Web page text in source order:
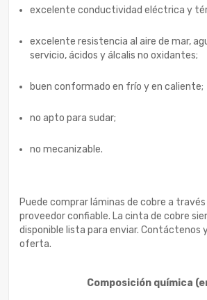
excelente conductividad eléctrica y
excelente resistencia al aire de mar,
servicio, ácidos y álcalis no oxidantes;
buen conformado en frío y en caliente;
no apto para sudar;
no mecanizable.
Puede comprar láminas de cobre a través
proveedor confiable. La cinta de cobre
disponible lista para enviar. Contáctenos
oferta.
Composición química